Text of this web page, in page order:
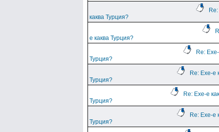
каква Турция?
е каква Турция?
Re:
Турция?
Re: Ехе-е
Турция?
Re: Ехе-е
Турция?
Re: Ехе-е
Турция?